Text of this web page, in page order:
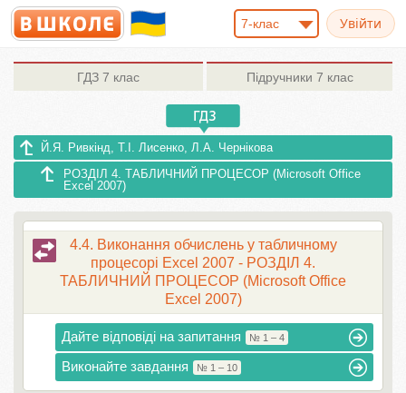
7-клас
ГДЗ 7 клас Підручники 7 клас
Й.Я. Ривкінд, Т.І. Лисенко, Л.А. Чернікова
РОЗДІЛ 4. ТАБЛИЧНИЙ ПРОЦЕСОР (Microsoft Office
Excel 2007)
4.4. Виконання обчислень у табличному
процесорі Excel 2007 - РОЗДІЛ 4.
ТАБЛИЧНИЙ ПРОЦЕСОР (Microsoft Office
Excel 2007)
Дайте відповіді на запитання № 1 – 4
Виконайте завдання № 1 – 10